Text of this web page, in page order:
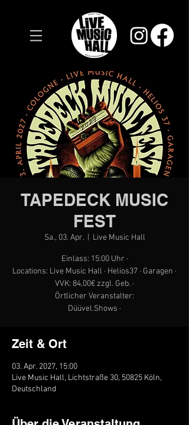
TAPEDECK MUSIC
FEST
Sa., 03. Apr.
  |
Live Music Hall
Einlass: 15:00 Uhr ·
Locations: Live Music Hall · Helios37 · Garagen ·
VVK: 84,00€ zzgl. Geb. ·
Örtlicher Veranstalter:
Düüvel.Shows ·
Zeit & Ort
03. Apr. 2027, 15:00
Live Music Hall, Lichtstraße 30, 50825 Köln,
Deutschland